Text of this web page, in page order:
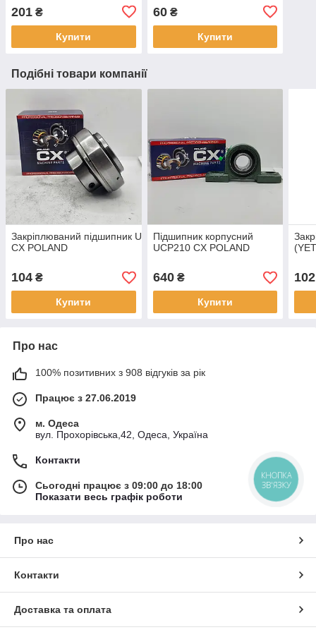
201 ₴
Купити
60₴
Купити
Подібні товари компанії
Закріплюваний підшипник UC201
CX POLAND
104 ₴
Купити
Підшипник корпусний
UCP210 CX POLAND
640₴
Купити
102
Про нас
100% позитивних з 908 відгуків за рік
Працює з 27.06.2019
м. Одеса
вул. Прохорівська,42, Одеса, Україна
Контакти
Сьогодні працює з 09:00 до 18:00
Показати весь графік роботи
Про нас
Контакти
Доставка та оплата
КНОПКА
ЗВ'ЯЗКУ